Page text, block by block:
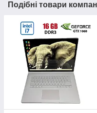
Подібні товари